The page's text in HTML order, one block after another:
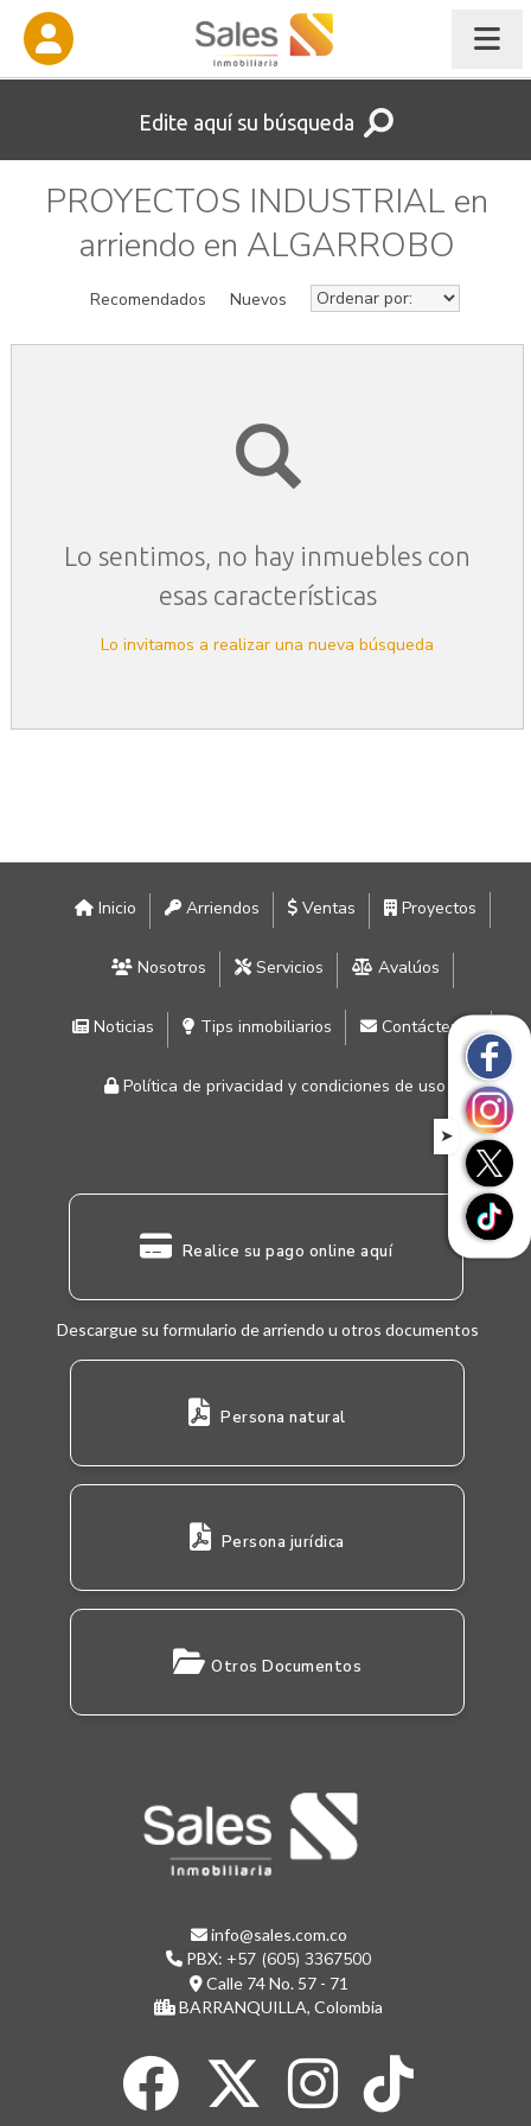
Edite aquí su búsqueda
PROYECTOS INDUSTRIAL en
arriendo en ALGARROBO
Recomendados Nuevos
Lo sentimos, no hay inmuebles con
esas características
Lo invitamos a realizar una nueva búsqueda
Inicio Arriendos Ventas Proyectos
Nosotros Servicios Avalúos
Noticias Tips inmobiliarios Contáctenos
Política de privacidad y condiciones de uso
Realice su pago online aquí
Descargue su formulario de arriendo u otros documentos
Persona natural
Persona jurídica
Otros Documentos
info@sales.com.co
PBX: +57 (605) 3367500
Calle 74 No. 57 - 71
BARRANQUILLA, Colombia
➤